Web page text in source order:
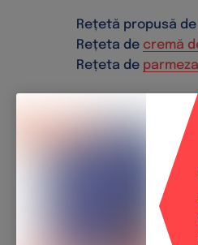
Rețetă propusă de
Rețeta de cremă
Rețeta de
Mod de
de roșii cu nuci
Încinge uleiul într-o
foc mediu. Adaugă
călește timp de 5